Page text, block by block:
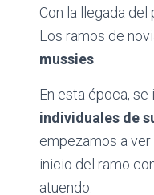
Con la llegada
Los ramos de
mussies
En esta época,
individuales de
empezamos a
inicio del ramo
atuendo.